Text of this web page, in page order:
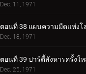
Dec. 11, 1971
ตอนที่ 38 แผนความมืดแห่งโ
Dec. 18, 1971
ตอนที่ 39 ปาร์ตี้สังหารครั้ง
Dec. 25, 1971